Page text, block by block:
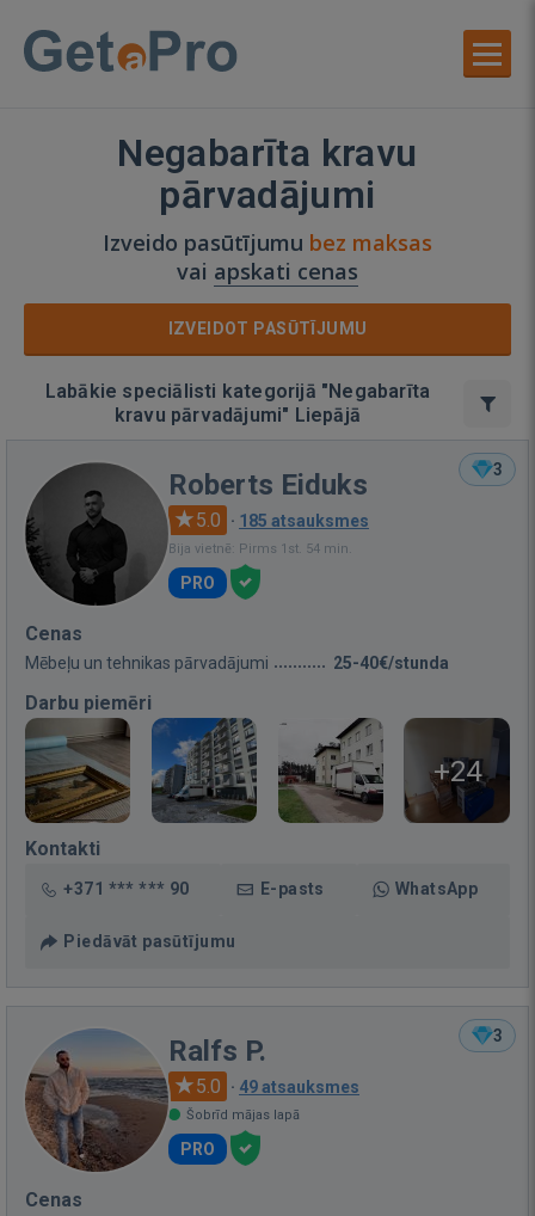
Negabarīta kravu
pārvadājumi
Izveido pasūtījumu bez maksas
vai apskati cenas
IZVEIDOT PASŪTĪJUMU
Labākie speciālisti kategorijā "Negabarīta
kravu pārvadājumi" Liepājā
3
Roberts Eiduks
5.0 · 185 atsauksmes
Bija vietnē: Pirms 1st. 54 min.
PRO
Cenas
Mēbeļu un tehnikas pārvadājumi 25-40€/stunda
Darbu piemēri
+24
Kontakti
+371 *** *** 90 E-pasts WhatsApp
Piedāvāt pasūtījumu
3
Ralfs P.
5.0 · 49 atsauksmes
Šobrīd mājas lapā
PRO
Cenas